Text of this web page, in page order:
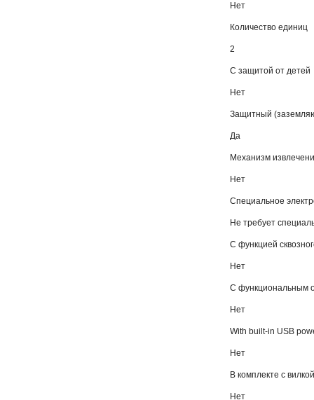
Нет
Количество единиц
2
С защитой от детей
Нет
Защитный
Да
Механизм
Нет
Cпециальное
Не требует
С функцией
Нет
С функциональным
Нет
With built-in USB
Нет
В комплекте с
Нет